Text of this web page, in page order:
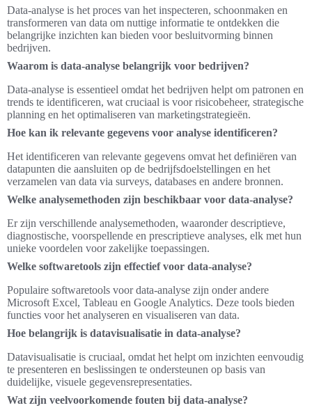
Data-analyse is het proces van het inspecteren, schoonmaken en
transformeren van data om nuttige informatie te ontdekken die
belangrijke inzichten kan bieden voor besluitvorming binnen
bedrijven.
Waarom is data-analyse belangrijk voor bedrijven?
Data-analyse is essentieel omdat het bedrijven helpt om patronen en
trends te identificeren, wat cruciaal is voor risicobeheer, strategische
planning en het optimaliseren van marketingstrategieën.
Hoe kan ik relevante gegevens voor analyse identificeren?
Het identificeren van relevante gegevens omvat het definiëren van
datapunten die aansluiten op de bedrijfsdoelstellingen en het
verzamelen van data via surveys, databases en andere bronnen.
Welke analysemethoden zijn beschikbaar voor data-analyse?
Er zijn verschillende analysemethoden, waaronder descriptieve,
diagnostische, voorspellende en prescriptieve analyses, elk met hun
unieke voordelen voor zakelijke toepassingen.
Welke softwaretools zijn effectief voor data-analyse?
Populaire softwaretools voor data-analyse zijn onder andere
Microsoft Excel, Tableau en Google Analytics. Deze tools bieden
functies voor het analyseren en visualiseren van data.
Hoe belangrijk is datavisualisatie in data-analyse?
Datavisualisatie is cruciaal, omdat het helpt om inzichten eenvoudig
te presenteren en beslissingen te ondersteunen op basis van
duidelijke, visuele gegevensrepresentaties.
Wat zijn veelvoorkomende fouten bij data-analyse?